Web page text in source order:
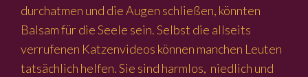
durchatmen und die Augen schließen, könnten
Balsam für die Seele sein. Selbst die allseits
verrufenen Katzenvideos können manchen Leuten
tatsächlich helfen. Sie sind harmlos, niedlich und